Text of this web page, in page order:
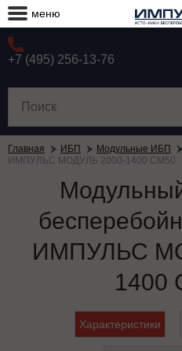
меню
+7 (495) 256-13-76
Главная ИБП
Модульные ИБП
ИМПУЛЬС МОДУЛЬ 2000-1400 СМ50
ИМПУЛЬС
1400
Характеристики